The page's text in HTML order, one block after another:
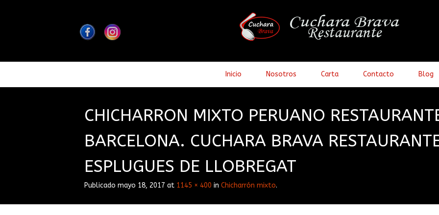
Inicio Nosotros Carta Contacto Blog
CHICHARRON MIXTO PERUANO
BARCELONA. CUCHARA BRAVA
ESPLUGUES DE LLOBREGAT
Publicado mayo 18, 2017 at 1145 × 400 in Chicharrón mixto.